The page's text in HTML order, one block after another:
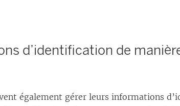
d’identification de
également gérer leurs informations